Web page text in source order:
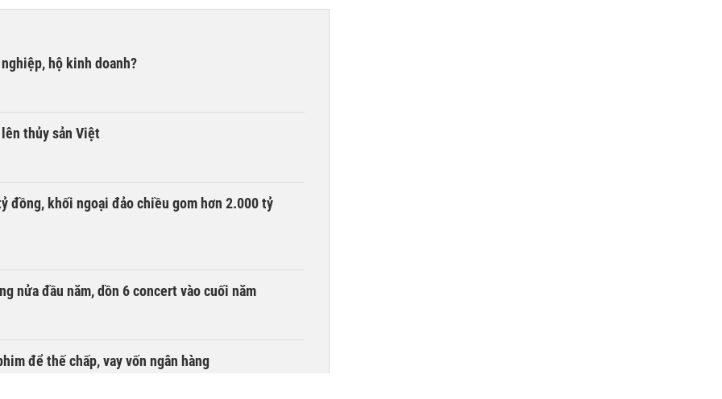
hộ kinh doanh?
thủy sản Việt
đồng, khối ngoại đảo chiều gom hơn 2.000 tỷ
nửa đầu năm, dồn 6 concert vào cuối năm
để thế chấp, vay vốn ngân hàng